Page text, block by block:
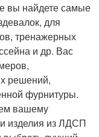
вы найдете самые
для
тренажерных
и др. Вас
решений,
фурнитуры.
вашему
изделия из ЛДСП